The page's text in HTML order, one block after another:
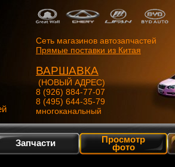
Сеть магазинов автозапчастей
Прямые поставки из Китая
ВАРШАВКА
(НОВЫЙ АДРЕС)
8 (926) 884-77-07
8 (495) 644-35-79
многоканальный
Запчасти Просмотр
фото